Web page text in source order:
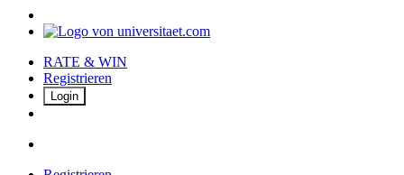
RATE & WIN
Registrieren
Login